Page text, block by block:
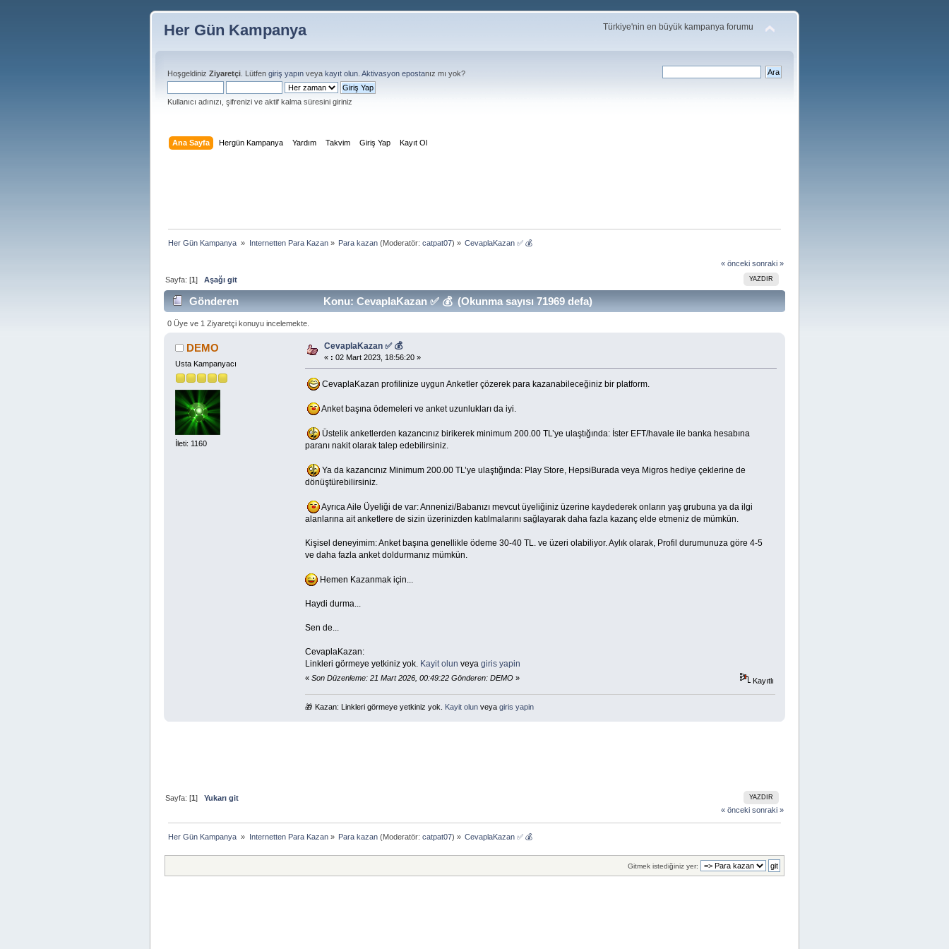
Her Gün Kampanya Türkiye'nin en büyük kampanya forumu
Hoşgeldiniz Ziyaretçi . Lütfen giriş yapın veya kayıt olun Aktivasyon epostanız mı yok?
Kullanıcı adınızı, şifrenizi ve aktif kalma süresini giriniz
Ana Sayfa Hergün Kampanya Yardım Takvim Giriş Yap Kayıt Ol
Her Gün Kampanya » Internetten Para Kazan» Para kazan(Moderatör: catpat07) » CevaplaKazan ✅ 💰
« önceki sonraki »
YAZDIR
Sayfa: [1]Aşağı git
Gönderen Konu: CevaplaKazan ✅ 💰 (Okunma sayısı 71969 defa)
0 Üye ve 1 Ziyaretçi konuyu incelemekte.
DEMO
Usta Kampanyacı
İleti: 1160
CevaplaKazan ✅ 💰
« : 02 Mart 2023, 18:56:20 »
CevaplaKazan profilinize uygun Anketler çözerek para kazanabileceğiniz bir platform.
Anket başına ödemeleri ve anket uzunlukları da iyi.
Üstelik anketlerden kazancınız birikerek minimum 200.00 TL’ye ulaştığında: İster EFT/havale ile banka hesabına
paranı nakit olarak talep edebilirsiniz.
Ya da kazancınız Minimum 200.00 TL’ye ulaştığında: Play Store, HepsiBurada veya Migros hediye çeklerine de
dönüştürebilirsiniz.
Ayrıca Aile Üyeliği de var: Annenizi/Babanızı mevcut üyeliğiniz üzerine kaydederek onların yaş grubuna ya da ilgi
alanlarına ait anketlere de sizin üzerinizden katılmalarını sağlayarak daha fazla kazanç elde etmeniz de mümkün.
Kişisel deneyimim: Anket başına genellikle ödeme 30-40 TL. ve üzeri olabiliyor. Aylık olarak, Profil durumunuza göre 4-5
ve daha fazla anket doldurmanız mümkün.
Hemen Kazanmak için...
Haydi durma...
Sen de...
CevaplaKazan:
Linkleri görmeye yetkiniz yok. Kayit olun veya giris yapin
« Son Düzenleme: 21 Mart 2026, 00:49:22 Gönderen: DEMO» Kayıtlı
🎁 Kazan: Linkleri görmeye yetkiniz yok. Kayit olunveya giris yapin
YAZDIR
Sayfa: [1]Yukarı git
« önceki sonraki »
Her Gün Kampanya » Internetten Para Kazan» Para kazan(Moderatör: catpat07) » CevaplaKazan ✅ 💰
Gitmek istediğiniz yer: